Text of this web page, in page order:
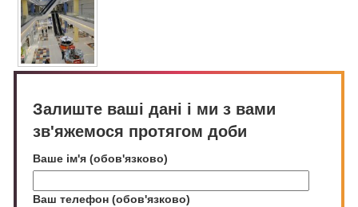
Залиште ваші дані і ми з вами
зв'яжемося протягом доби
Ваше ім'я (обов'язково)
Ваш телефон (обов'язково)